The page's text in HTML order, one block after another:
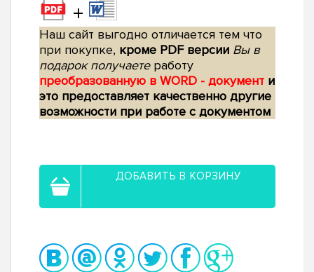
+
Наш сайт выгодно отличается тем что
при покупке, кроме PDF версии Вы в
подарок получаетеработу
преобразованную в WORD - документ и
это предоставляет качественно другие
возможности при работе с документом
ДОБАВИТЬ В КОРЗИНУ